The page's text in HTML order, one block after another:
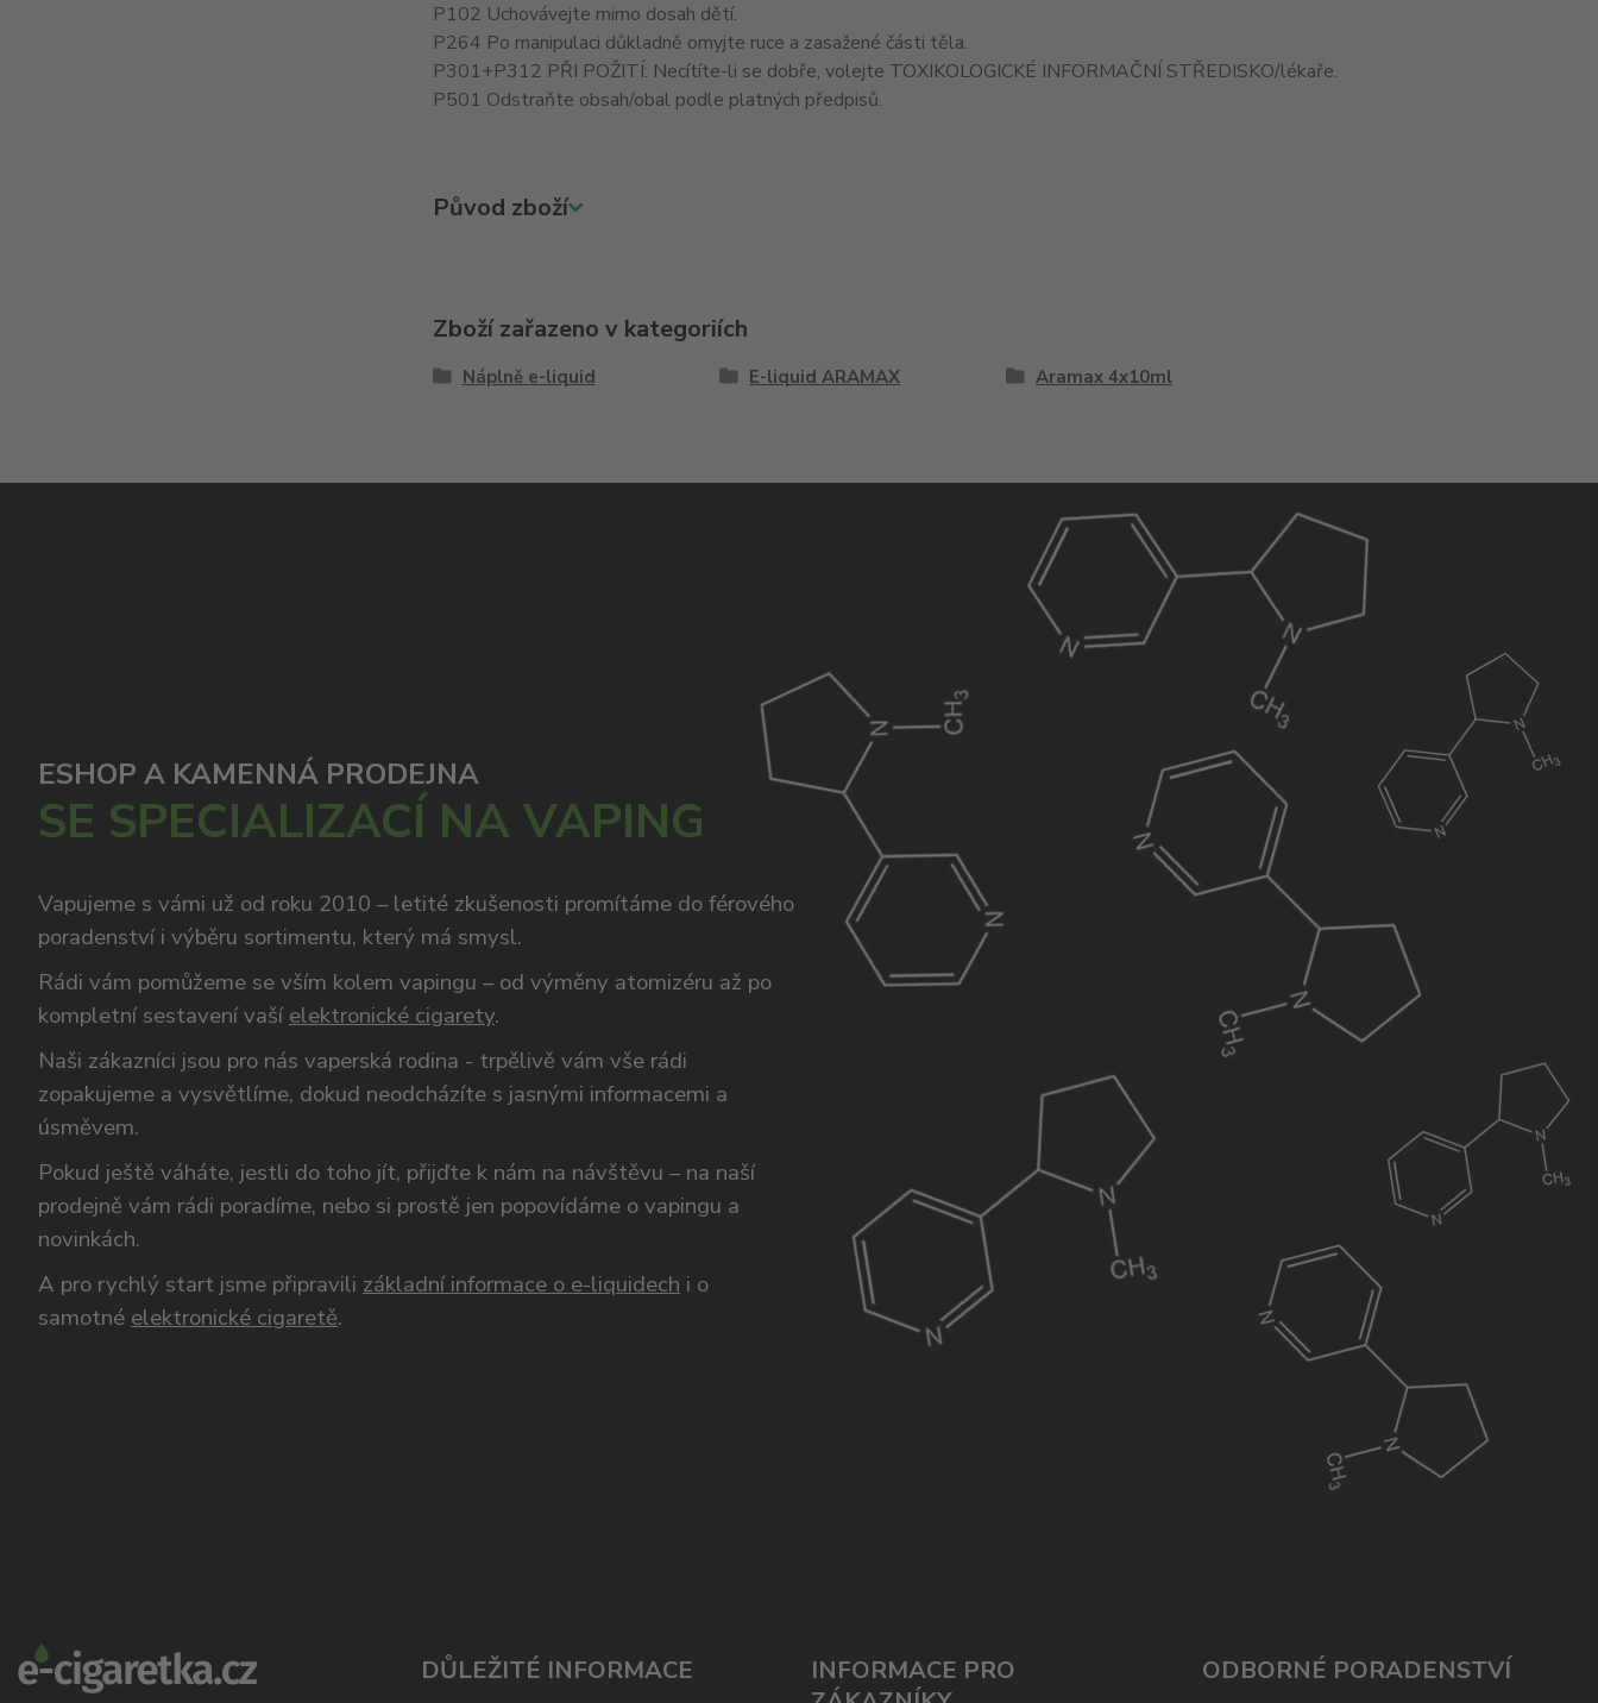
P102 Uchovávejte mimo dosah dětí.
P264 Po manipulaci důkladně omyjte ruce a zasažené části těla.
P301+P312 PŘI POŽITÍ: Necítíte-li se dobře, volejte TOXIKOLOGICKÉ INFORMAČNÍ STŘEDISKO/lékaře.
P501 Odstraňte obsah/obal podle platných předpisů.
Původ zboží
Zboží zařazeno v kategoriích
Náplně e-liquid E-liquid ARAMAX Aramax 4x10ml
ESHOP A KAMENNÁ PRODEJNA
SE SPECIALIZACÍ NA VAPING
Vapujeme s vámi už od roku 2010 – letité zkušenosti promítáme do férového
poradenství i výběru sortimentu, který má smysl.
Rádi vám pomůžeme se vším kolem vapingu – od výměny atomizéru až po
kompletní sestavení vaší elektronické cigarety.
Naši zákazníci jsou pro nás vaperská rodina - trpělivě vám vše rádi
zopakujeme a vysvětlíme, dokud neodcházíte s jasnými informacemi a
úsměvem.
Pokud ještě váháte, jestli do toho jít, přijďte k nám na návštěvu – na naší
prodejně vám rádi poradíme, nebo si prostě jen popovídáme o vapingu a
novinkách.
A pro rychlý start jsme připravili základní informace o e-liquidech i o
samotné elektronické cigaretě.
DŮLEŽITÉ INFORMACE
INFORMACE PRO
ODBORNÉ PORADENSTVÍ